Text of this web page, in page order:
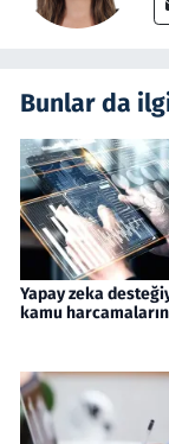
Bunlar da
Yapay zeka
kamu